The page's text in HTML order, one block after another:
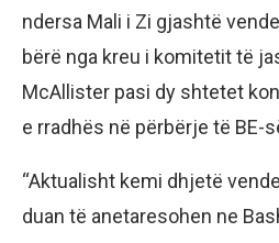
ndersa Mali i Zi gjashtë
bërë nga kreu i komitetit të
McAllister pasi dy shtetet
e rradhës në përbërje të BE-
“Aktualisht kemi dhjetë
duan të anetaresohen ne